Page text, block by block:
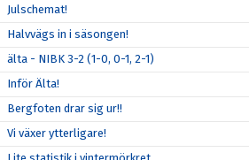
Julschemat!
Halvvägs in i säsongen!
älta - NIBK 3-2 (1-0, 0-1, 2-1)
Inför Älta!
Bergfoten drar sig ur!!
Vi växer ytterligare!